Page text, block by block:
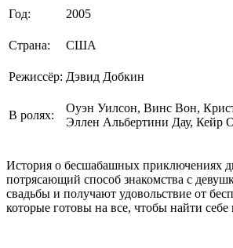
Год: 2005
Страна: США
Режиссёр: Дэвид Добкин
В ролях:
Оуэн Уилсон, Винс Вон,
Эллен Альбертини Дау, Кейр
История о бесшабашных приключениях
потрясающий способ знакомства с
свадьбы и получают удовольствие от
которые готовы на все, чтобы найти